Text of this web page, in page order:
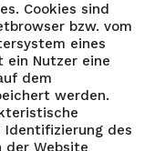
Cookies sind
bzw. vom
eines
ein Nutzer eine
dem
werden.
Identifizierung des
der Website